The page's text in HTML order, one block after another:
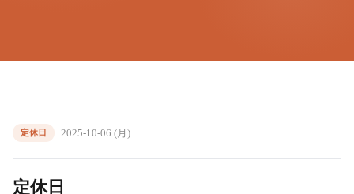
定休日 2025-10-06 (月)
定休日